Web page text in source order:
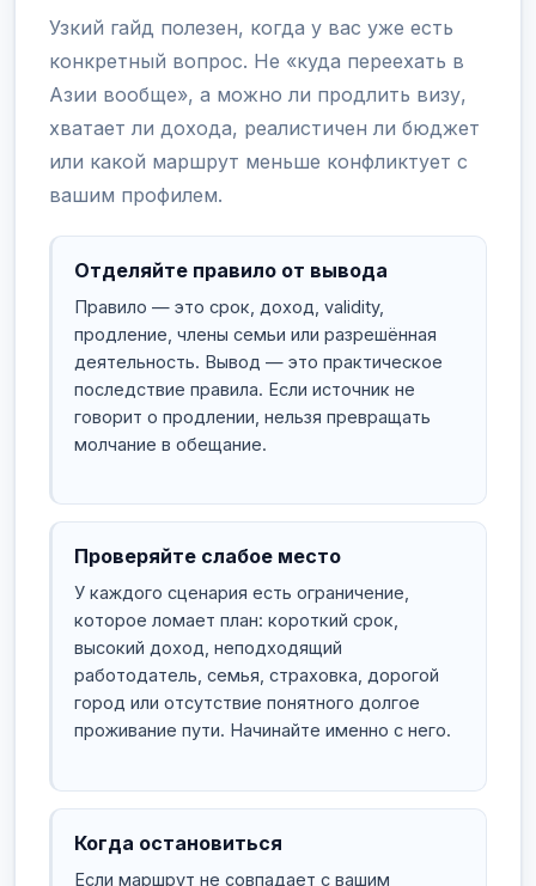
Узкий гайд полезен, когда у вас уже есть
конкретный вопрос. Не «куда переехать в
Азии вообще», а можно ли продлить визу,
хватает ли дохода, реалистичен ли бюджет
или какой маршрут меньше конфликтует с
вашим профилем.
Отделяйте правило от вывода
Правило — это срок, доход, validity,
продление, члены семьи или разрешённая
деятельность. Вывод — это практическое
последствие правила. Если источник не
говорит о продлении, нельзя превращать
молчание в обещание.
Проверяйте слабое место
У каждого сценария есть ограничение,
которое ломает план: короткий срок,
высокий доход, неподходящий
работодатель, семья, страховка, дорогой
город или отсутствие понятного долгое
проживание пути. Начинайте именно с него.
Когда остановиться
Если маршрут не совпадает с вашим